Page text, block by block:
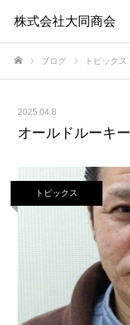
株式会社大同商会
ブログ トピックス
2025.04.8
オールドルーキ
トピックス